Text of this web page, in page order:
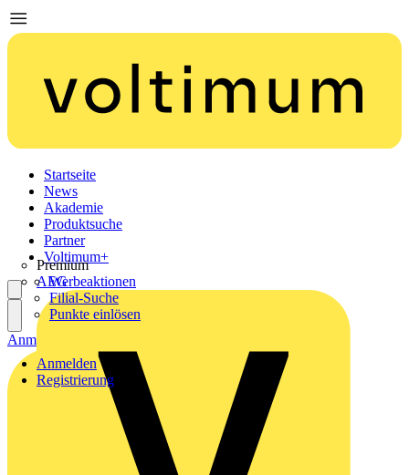
Startseite
News
Akademie
Produktsuche
Partner
Premium
AEG
Voltimum+
Werbeaktionen
Filial-Suche
Punkte einlösen
Anmelden
Registrierung
Anmelden